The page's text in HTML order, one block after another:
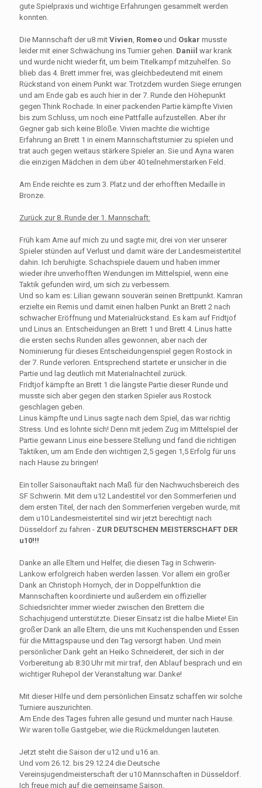
gute Spielpraxis und wichtige Erfahrungen gesammelt werden
konnten.
Die Mannschaft der u8 mit Vivien Romeo und Oskar musste
leider mit einer Schwächung ins Turnier gehen. Daniil war krank
und wurde nicht wieder fit, um beim Titelkampf mitzuhelfen. So
blieb das 4. Brett immer frei, was gleichbedeutend mit einem
Rückstand von einem Punkt war. Trotzdem wurden Siege errungen
und am Ende gab es auch hier in der 7. Runde den Höhepunkt
gegen Think Rochade. In einer packenden Partie kämpfte Vivien
bis zum Schluss, um noch eine Pattfalle aufzustellen. Aber ihr
Gegner gab sich keine Blöße. Vivien machte die wichtige
Erfahrung an Brett 1 in einem Mannschaftsturnier zu spielen und
trat auch gegen weitaus stärkere Spieler an. Sie und Ayna waren
die einzigen Mädchen in dem über 40 teilnehmerstarken Feld.
Am Ende reichte es zum 3. Platz und der erhofften Medaille in
Bronze.
Zurück zur 8. Runde der 1. Mannschaft:
Früh kam Arne auf mich zu und sagte mir, drei von vier unserer
Spieler stünden auf Verlust und damit wäre der Landesmeistertitel
dahin. Ich beruhigte. Schachspiele dauern und haben immer
wieder ihre unverhofften Wendungen im Mittelspiel, wenn eine
Taktik gefunden wird, um sich zu verbessern.
Und so kam es: Lilian gewann souverän seinen Brettpunkt. Kamran
erzielte ein Remis und damit einen halben Punkt an Brett 2 nach
schwacher Eröffnung und Materialrückstand. Es kam auf Fridtjof
und Linus an. Entscheidungen an Brett 1 und Brett 4. Linus hatte
die ersten sechs Runden alles gewonnen, aber nach der
Nominierung für dieses Entscheidungenspiel gegen Rostock in
der 7. Runde verloren. Entsprechend startete er unsicher in die
Partie und lag deutlich mit Materialnachteil zurück.
Fridtjof kämpfte an Brett 1 die längste Partie dieser Runde und
musste sich aber gegen den starken Spieler aus Rostock
geschlagen geben.
Linus kämpfte und Linus sagte nach dem Spiel, das war richtig
Stress. Und es lohnte sich! Denn mit jedem Zug im Mittelspiel der
Partie gewann Linus eine bessere Stellung und fand die richtigen
Taktiken, um am Ende den wichtigen 2,5 gegen 1,5 Erfolg für uns
nach Hause zu bringen!
Ein toller Saisonauftakt nach Maß für den Nachwuchsbereich des
SF Schwerin. Mit dem u12 Landestitel vor den Sommerferien und
dem ersten Titel, der nach den Sommerferien vergeben wurde, mit
dem u10 Landesmeistertitel sind wir jetzt berechtigt nach
Düsseldorf zu fahren - ZUR DEUTSCHEN MEISTERSCHAFT DER
u10!!!
Danke an alle Eltern und Helfer, die diesen Tag in Schwerin-
Lankow erfolgreich haben werden lassen. Vor allem ein großer
Dank an Christoph Hornych, der in Doppelfunktion die
Mannschaften koordinierte und außerdem ein offizieller
Schiedsrichter immer wieder zwischen den Brettern die
Schachjugend unterstützte. Dieser Einsatz ist die halbe Miete! Ein
großer Dank an alle Eltern, die uns mit Kuchenspenden und Essen
für die Mittagspause und den Tag versorgt haben. Und mein
persönlicher Dank geht an Heiko Schneidereit, der sich in der
Vorbereitung ab 8:30 Uhr mit mir traf, den Ablauf besprach und ein
wichtiger Ruhepol der Veranstaltung war. Danke!
Mit dieser Hilfe und dem persönlichen Einsatz schaffen wir solche
Turniere auszurichten.
Am Ende des Tages fuhren alle gesund und munter nach Hause.
Wir waren tolle Gastgeber, wie die Rückmeldungen lauteten.
Jetzt steht die Saison der u12 und u16 an.
Und vom 26.12. bis 29.12.24 die Deutsche
Vereinsjugendmeisterschaft der u10 Mannschaften in Düsseldorf.
Ich freue mich auf die gemeinsame Saison.